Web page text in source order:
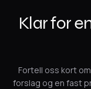
Klar for
Fortell oss kort
forslag og en fast